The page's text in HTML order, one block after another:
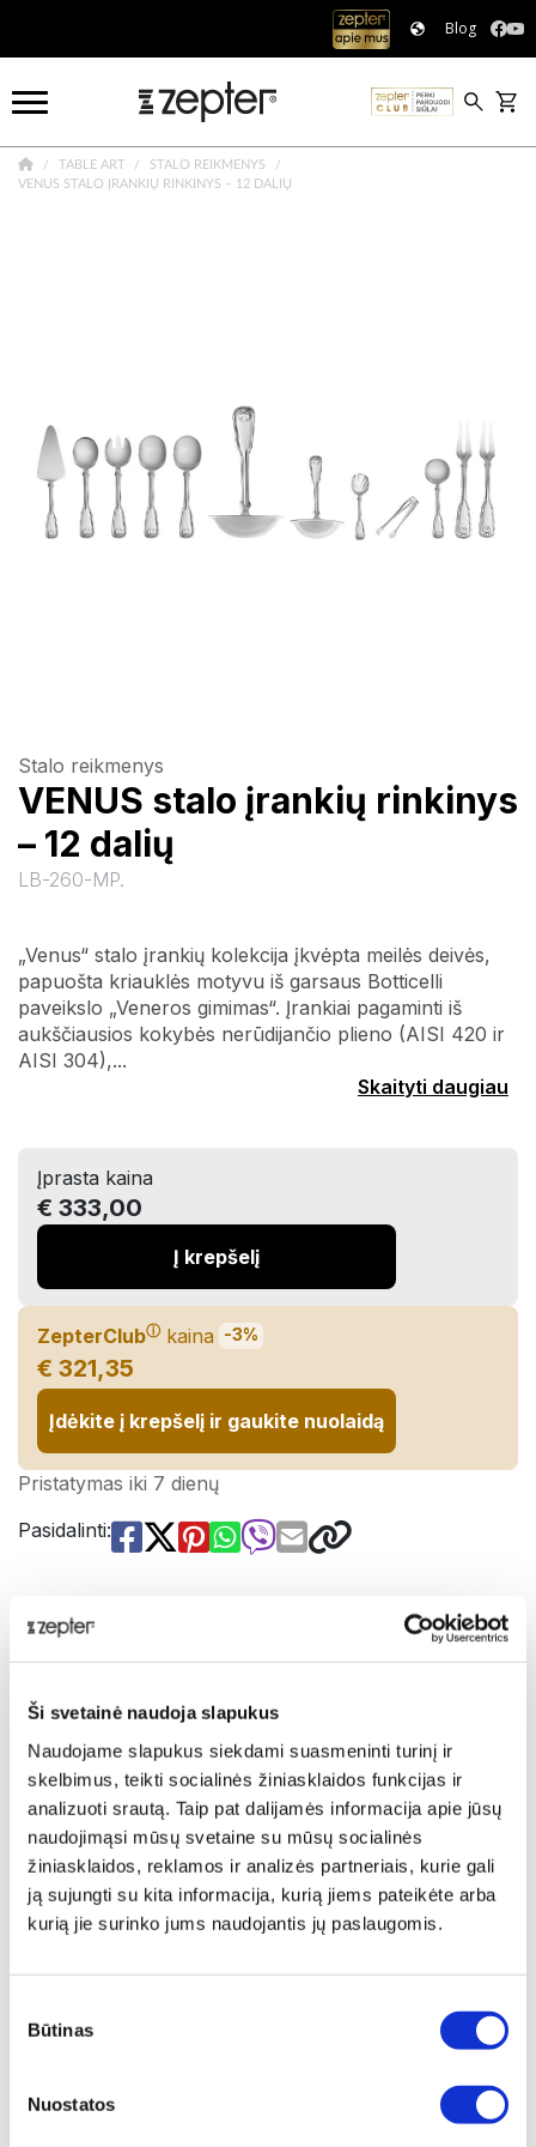
Ši svetainė naudoja slapukus
Naudojame slapukus siekdami suasmeninti turinį ir
skelbimus, teikti socialinės žiniasklaidos funkcijas ir
analizuoti srautą. Taip pat dalijamės informacija apie jūsų
naudojimąsi mūsų svetaine su mūsų socialinės
žiniasklaidos, reklamos ir analizės partneriais, kurie gali
ją sujungti su kita informacija, kurią jiems pateikėte arba
kurią jie surinko jums naudojantis jų paslaugomis.
pasirinkimas
Būtinas
Nuostatos
Blog
TABLE ART
STALO REIKMENYS
VENUS STALO ĮRANKIŲ RINKINYS – 12 DALIŲ
Stalo reikmenys
VENUS stalo įrankių rinkinys
– 12 dalių
LB-260-MP.
„Venus“ stalo įrankių kolekcija įkvėpta meilės deivės,
papuošta kriauklės motyvu iš garsaus Botticelli
paveikslo „Veneros gimimas“. Įrankiai pagaminti iš
aukščiausios kokybės nerūdijančio plieno (AISI 420 ir
AISI 304),...
Skaityti daugiau
Įprasta kaina
€ 333,00
Į krepšelį
ZepterClubⓘ kaina -3%
€ 321,35
Įdėkite į krepšelį ir gaukite nuolaidą
Pristatymas iki 7 dienų
Pasidalinti:
Aprašymas
papuošta kriauklės motyvu iš garsaus Botticelli
aukščiausios kokybės nerūdijančio plieno (AISI 420 ir
AISI 304), kiekvienas daiktas yra optimaliai
subalansuotas ir patogus laikyti rankoje. Šis 4 dalių
rinkinys skirtas jauniausiems gurmanams.
Pristatymas
Įrankiai dekoruoti grynu 24 karatų auksu.
salotų šaukštas